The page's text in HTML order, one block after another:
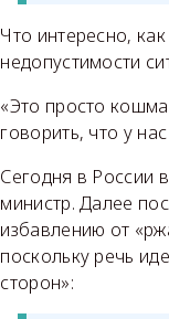
Что интересно,
недопустимости
«Это просто
говорить, что у
Сегодня в России
министр. Далее
избавлению от
поскольку речь
сторон»: